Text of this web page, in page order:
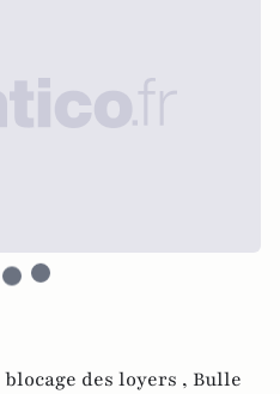
blocage des loyers , Bulle